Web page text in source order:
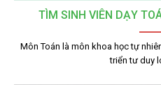
TÌM SINH VIÊN DẠY
Môn Toán là môn khoa học tự
triển tư duy